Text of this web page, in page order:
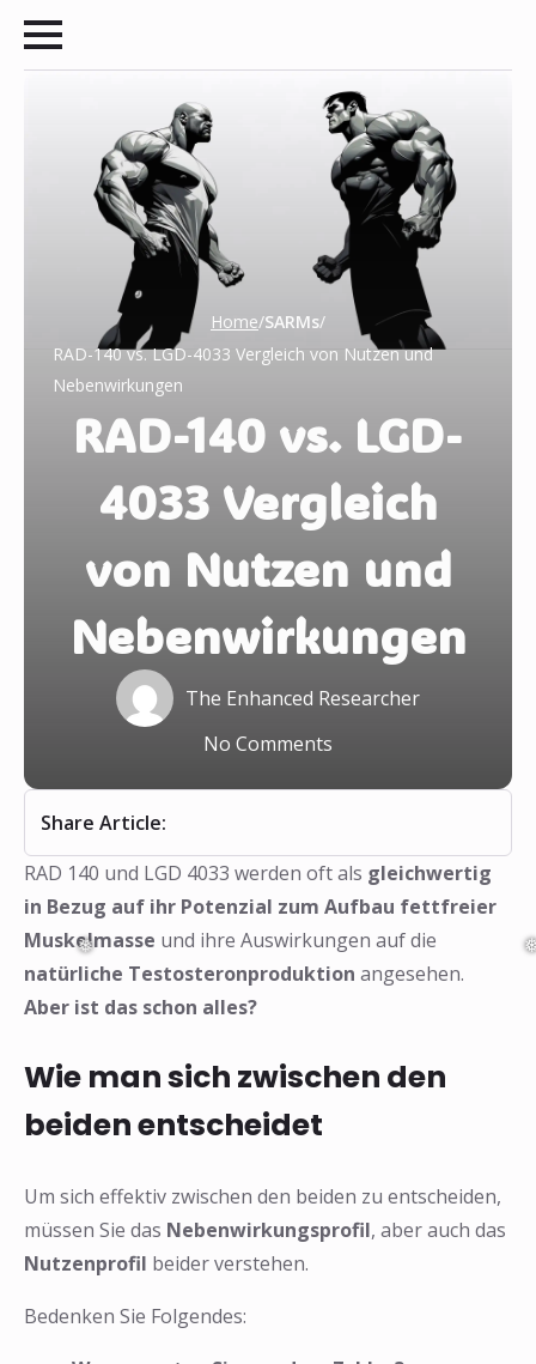
Home/SARMs/
RAD-140 vs. LGD-4033 Vergleich von Nutzen und
Nebenwirkungen
RAD-140 vs. LGD-
4033 Vergleich
von Nutzen und
Nebenwirkungen
The Enhanced Researcher
No Comments
Share Article:
RAD 140 und LGD 4033 werden oft als gleichwertig
in Bezug auf ihr Potenzial zum Aufbau fettfreier
Muskelmasse und ihre Auswirkungen auf die
natürliche Testosteronproduktion angesehen.
Aber ist das schon alles?
Wie man sich zwischen den
beiden entscheidet
Um sich effektiv zwischen den beiden zu entscheiden,
müssen Sie das Nebenwirkungsprofil, aber auch das
Nutzenprofil beider verstehen.
Bedenken Sie Folgendes:
❅